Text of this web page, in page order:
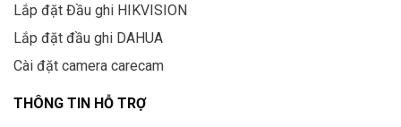
Lắp đặt Đầu ghi HIKVISION
Lắp đặt đầu ghi DAHUA
Cài đặt camera carecam
THÔNG TIN HỖ TRỢ